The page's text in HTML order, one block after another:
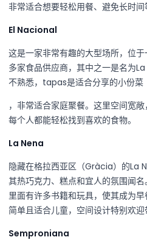
非常适合想要轻松用餐、避免长时间
El Nacional
这是一家非常有趣的大型场所，位
多家食品供应商，其中之一是名为
不熟悉，tapas是适合分享的小份菜
，非常适合家庭聚餐。这里空间宽
每个人都能轻松找到喜欢的食物。
La Nena
隐藏在格拉西亚区（Gràcia）的La
其热巧克力、糕点和宜人的氛围闻名
里面有许多书籍和玩具，使其成为
简单且适合儿童，空间设计特别欢迎
Semproniana